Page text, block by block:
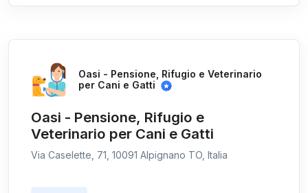
Oasi - Pensione, Rifugio e Veterinario
per Cani e Gatti
Oasi - Pensione, Rifugio e
Veterinario per Cani e Gatti
Via Caselette, 71, 10091 Alpignano TO, Italia